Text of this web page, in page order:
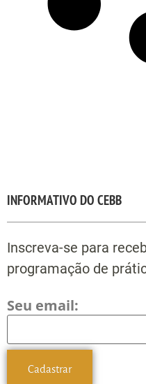
INFORMATIVO DO CEBB
Inscreva-se para
programação de
Seu email: